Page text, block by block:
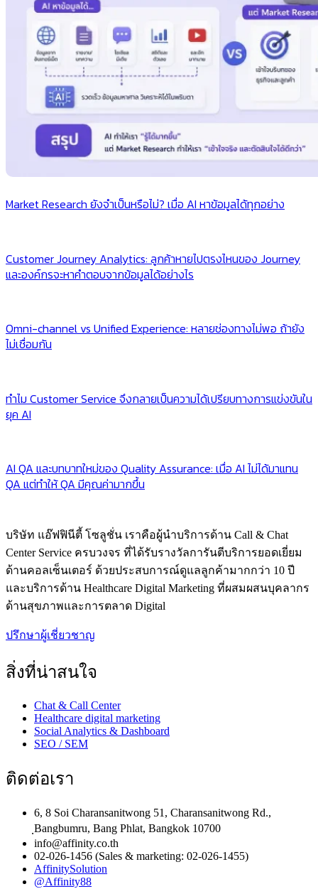
Market Research ยังจำเป็นหรือไม่? เมื่อ AI หาข้อมูลได้ทุกอย่าง
Customer Journey Analytics: ลูกค้าหายไปตรงไหนของ Journey
และองค์กรจะหาคำตอบจากข้อมูลได้อย่างไร
Omni-channel vs Unified Experience: หลายช่องทางไม่พอ ถ้ายัง
ไม่เชื่อมกัน
ทำไม Customer Service จึงกลายเป็นความได้เปรียบทางการแข่งขันใน
ยุค AI
AI QA และบทบาทใหม่ของ Quality Assurance: เมื่อ AI ไม่ได้มาแทน
QA แต่ทำให้ QA มีคุณค่ามากขึ้น
บริษัท แอ๊ฟฟินีตี้ โซลูชั่น เราคือผู้นำบริการด้าน Call & Chat
Center Service ครบวงจร ที่ได้รับรางวัลการันตีบริการยอดเยี่ยม
ด้านคอลเซ็นเตอร์ ด้วยประสบการณ์ดูแลลูกค้ามากกว่า 10 ปี
และบริการด้าน Healthcare Digital Marketing ที่ผสมผสนบุคลากร
ด้านสุขภาพและการตลาด Digital
ปรึกษาผู้เชี่ยวชาญ
สิ่งที่น่าสนใจ
Chat & Call Center
Healthcare digital marketing
Social Analytics & Dashboard
SEO / SEM
ติดต่อเรา
6, 8 Soi Charansanitwong 51, Charansanitwong Rd.,
ฺBangbumru, Bang Phlat, Bangkok 10700
info@affinity.co.th
02-026-1456 (Sales & marketing: 02-026-1455)
AffinitySolution
@Affinity88